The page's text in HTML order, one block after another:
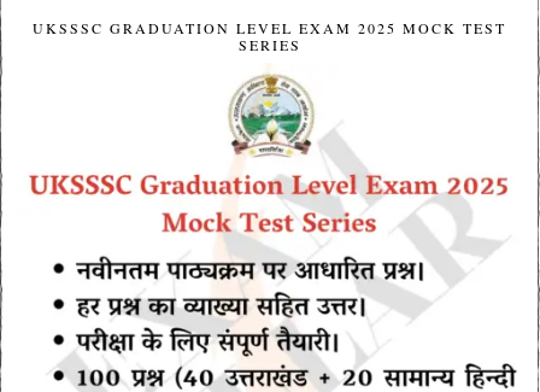
UKSSSC GRADUATION LEVEL EXAM 2025 MOCK TEST
SERIES